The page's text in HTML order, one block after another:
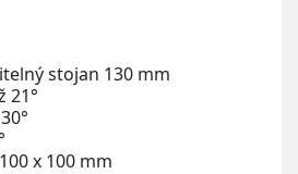
stojan 130 mm
21°
x 100 mm